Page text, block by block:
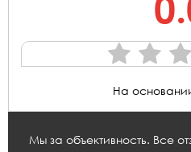
На
Мы за объективность. Все